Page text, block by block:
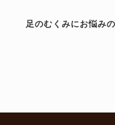
足のむくみにお悩み